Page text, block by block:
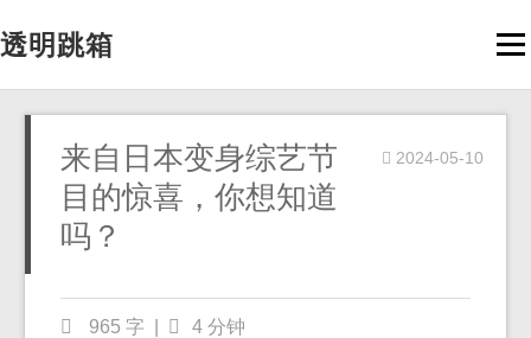
透明跳箱
来自日本变身综艺节
目的惊喜，你想知道
吗？
2024-05-10
965 字 4 分钟